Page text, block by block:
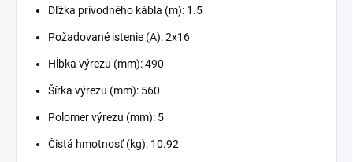
Dľžka prívodného kábla (m): 1.5
Požadované istenie (A): 2x16
Hĺbka výrezu (mm): 490
Šírka výrezu (mm): 560
Polomer výrezu (mm): 5
Čistá hmotnosť (kg): 10.92